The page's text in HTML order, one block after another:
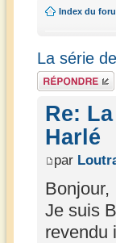
Index du
La série
Répondre
Re:
Harlé
par
Bonjour,
Je suis
revendu